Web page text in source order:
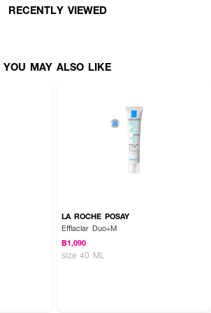
ะอาดแล้ว
RECENTLY VIEWED
YOU MAY ALSO LIKE
LA ROCHE POSAY
Efflaclar Duo+M
฿1,090
size 40 ML